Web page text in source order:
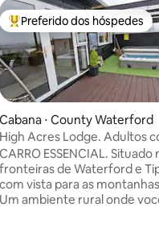
média de 5, 404
Entre os melhores preferidos
Preferido dos hóspedes
Cabana ⋅ County Waterford
High Acres Lodge. Adultos
21 anos só.
CARRO ESSENCIAL. Situado
fronteiras de Waterford e
com vista para as
Um ambiente rural onde